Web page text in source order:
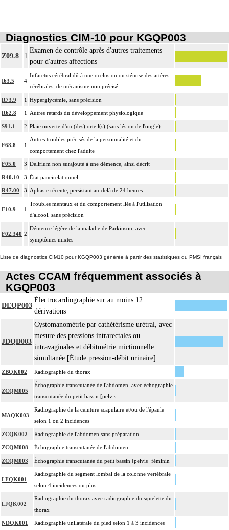
Diagnostics CIM-10 pour KGQP003
Z09.8 1
Examen de contrôle après d'autres traitements
pour d'autres affections
I63.5 4
Infarctus cérébral dû à une occlusion ou sténose des artères
cérébrales, de mécanisme non précisé
R73.9 1 Hyperglycémie, sans précision
R62.8 1 Autres retards du développement physiologique
S91.1 2 Plaie ouverte d'un (des) orteil(s) (sans lésion de l'ongle)
F68.8 1
Autres troubles précisés de la personnalité et du
comportement chez l'adulte
F05.0 3 Delirium non surajouté à une démence, ainsi décrit
R40.10 3 État paucirelationnel
R47.00 3 Aphasie récente, persistant au-delà de 24 heures
F10.9 1
Troubles mentaux et du comportement liés à l'utilisation
d'alcool, sans précision
F02.340 2
Démence légère de la maladie de Parkinson, avec
symptômes mixtes
Liste de diagnostics CIM10 pour KGQP003 générée à partir des statistiques du PMSI français
Actes CCAM fréquemment associés à
KGQP003
DEQP003
Électrocardiographie sur au moins 12
dérivations
JDQD003
Cystomanométrie par cathétérisme urétral, avec
mesure des pressions intrarectales ou
intravaginales et débitmétrie mictionnelle
simultanée [Étude pression-débit urinaire]
ZBQK002 Radiographie du thorax
ZCQM005
Échographie transcutanée de l'abdomen, avec échographie
transcutanée du petit bassin [pelvis
MAQK003
Radiographie de la ceinture scapulaire et/ou de l'épaule
selon 1 ou 2 incidences
ZCQK002 Radiographie de l'abdomen sans préparation
ZCQM008 Échographie transcutanée de l'abdomen
ZCQM003 Échographie transcutanée du petit bassin [pelvis] féminin
LFQK001
Radiographie du segment lombal de la colonne vertébrale
selon 4 incidences ou plus
LJQK002
Radiographie du thorax avec radiographie du squelette du
thorax
NDQK001 Radiographie unilatérale du pied selon 1 à 3 incidences